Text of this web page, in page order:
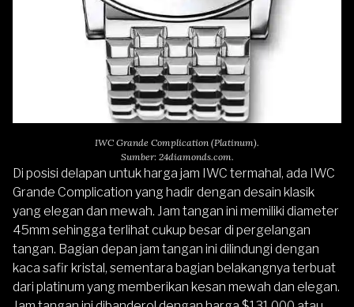
IWC Grande Complication (Platinum).
Sumber: 24diamonds.com.
Di posisi delapan untuk harga jam IWC termahal, ada IWC
Grande Complication yang hadir dengan desain klasik
yang elegan dan mewah. Jam tangan ini memiliki diameter
45mm sehingga terlihat cukup besar di pergelangan
tangan. Bagian depan jam tangan ini dilindungi dengan
kaca safir kristal, sementara bagian belakangnya terbuat
dari platinum yang memberikan kesan mewah dan elegan.